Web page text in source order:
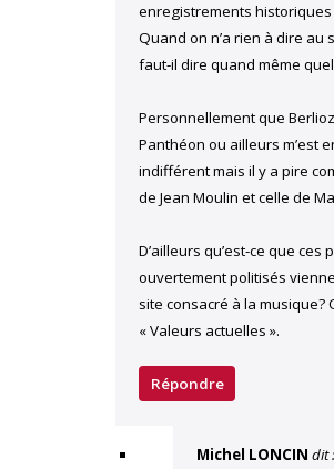
enregistrements historiques
Quand on n’a rien à dire au
faut-il dire quand même
Personnellement que
Panthéon ou ailleurs m’est
indifférent mais il y a pire
de Jean Moulin et celle de
D’ailleurs qu’est-ce que ces
ouvertement politisés
site consacré à la musique?
« Valeurs actuelles ».
Répondre
Michel LONCIN dit :